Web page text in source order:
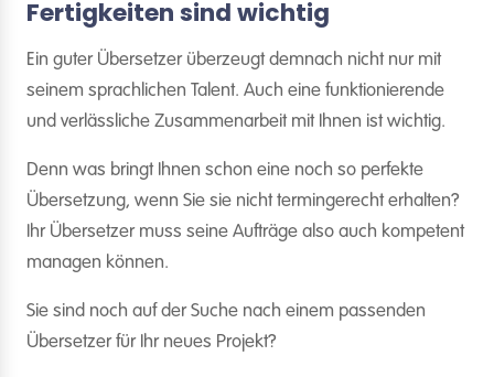
Fertigkeiten sind wichtig
Ein guter Übersetzer überzeugt demnach nicht nur mit
seinem sprachlichen Talent. Auch eine funktionierende
und verlässliche Zusammenarbeit mit Ihnen ist wichtig.
Denn was bringt Ihnen schon eine noch so perfekte
Übersetzung, wenn Sie sie nicht termingerecht erhalten?
Ihr Übersetzer muss seine Aufträge also auch kompetent
managen können.
Sie sind noch auf der Suche nach einem passenden
Übersetzer für Ihr neues Projekt?